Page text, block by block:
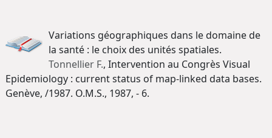
Variations géographiques dans le domaine de
la santé : le choix des unités spatiales.
Tonnellier F., Intervention au Congrès Visual
Epidemiology : current status of map-linked data bases.
Genève, /1987. O.M.S., 1987, - 6.